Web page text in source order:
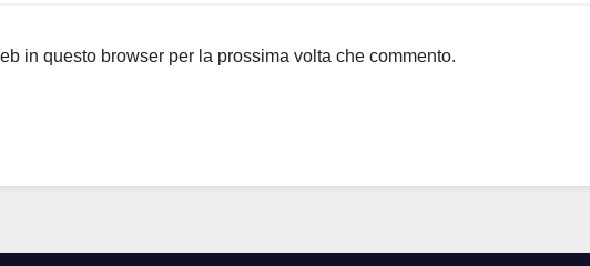
in questo browser per la prossima volta che commento.